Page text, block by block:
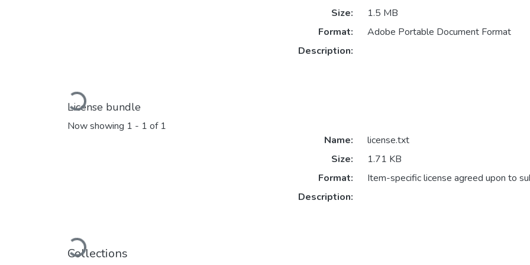
Loading...
Size:
1.5 MB
Format:
Adobe Portable Document Format
Description:
License bundle
Now showing 1 - 1 of 1
Loading...
Name:
license.txt
Size:
1.71 KB
Format:
Item-specific license agreed upon to
Description:
Collections